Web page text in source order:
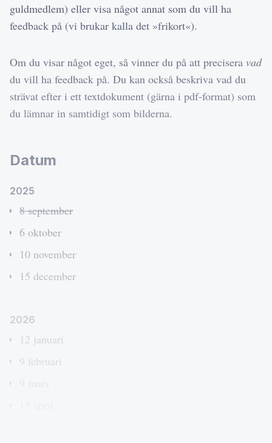
guldmedlem) eller visa något annat som du vill ha
feedback på (vi brukar kalla det »frikort«).
Om du visar något eget, så vinner du på att precisera vad
du vill ha feedback på. Du kan också beskriva vad du
strävat efter i ett textdokument (gärna i pdf-format) som
du lämnar in samtidigt som bilderna.
Datum
2025
8 september
6 oktober
10 november
15 december
2026
12 januari
9 februari